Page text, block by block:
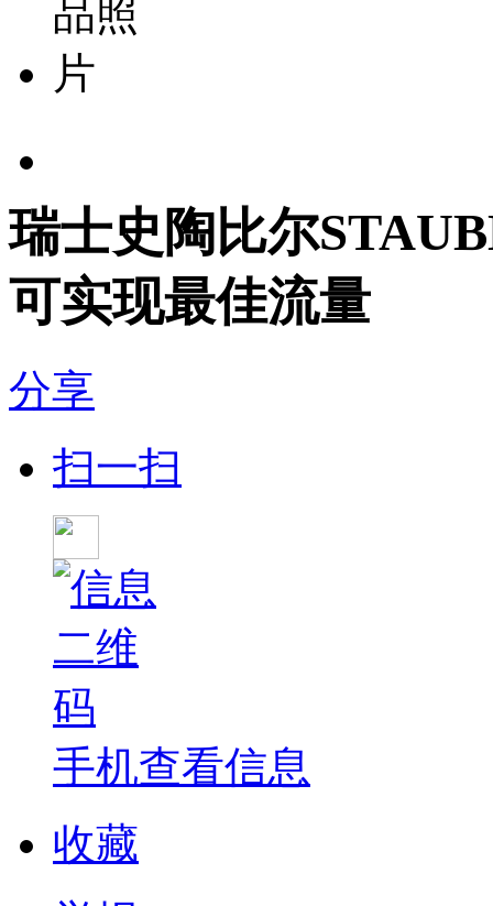
瑞士史陶比尔
可实现最佳流量
分享
扫一扫
手机查看信息
收藏